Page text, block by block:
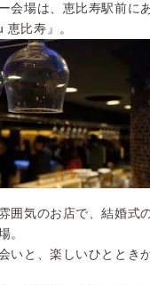
会場は、恵比寿駅前
比寿』。
囲気のお店で、結婚式
。
いと、楽しいひととき